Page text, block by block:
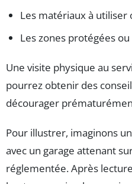
Les matériaux à utiliser
Les zones protégées
Une visite physique au
pourrez obtenir des
décourager
Pour illustrer, imaginons
avec un garage attenant
réglementée. Après